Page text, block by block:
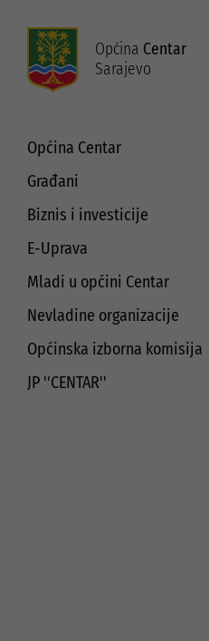
Općina Centar
Sarajevo
Općina Centar
Općinski načelnik
Zakoni i propisi
ISO standardi
Budžet
Građani
Put do prava
Mjesne zajednice
Servisne informacije
Najam i korištenje općinskih
Biznis i investicije
Digitalizacija poslovanja
unaprjeđenje poduzetništva
Refundacija troškova certificiranja
Aktuelni projekti
Strateški dokumenti
E-Uprava
Moj Centar
Mladi u općini Centar
Strategija prema mladima
Javni poziv za dodjelu sredstava za
aktivizam mladih
Nevladine organizacije
Saradnja sa nevladinim
organizacijama
Javni pozivi i konkursi
Općinska izborna komisija
JP ''CENTAR''